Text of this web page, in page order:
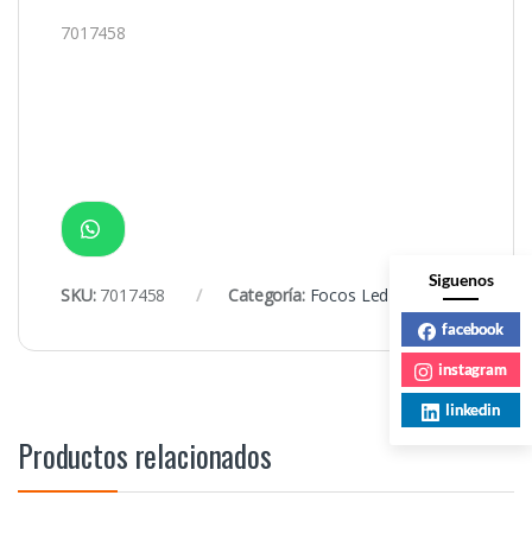
7017458
SKU: 7017458 Categoría: Focos Led
Productos relacionados
Siguenos
facebook
instagram
linkedin